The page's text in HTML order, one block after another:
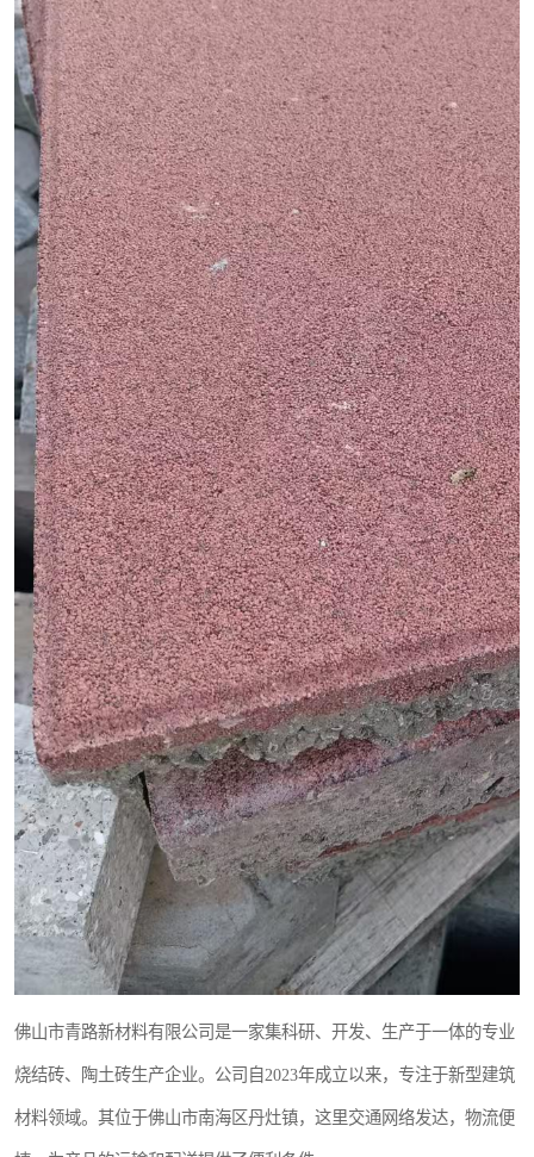
佛山市青路新材料有限公司是一家集科研、开发、生产于一体的专业
烧结砖、陶土砖生产企业。公司自2023年成立以来，专注于新型建筑
材料领域。其位于佛山市南海区丹灶镇，这里交通网络发达，物流便